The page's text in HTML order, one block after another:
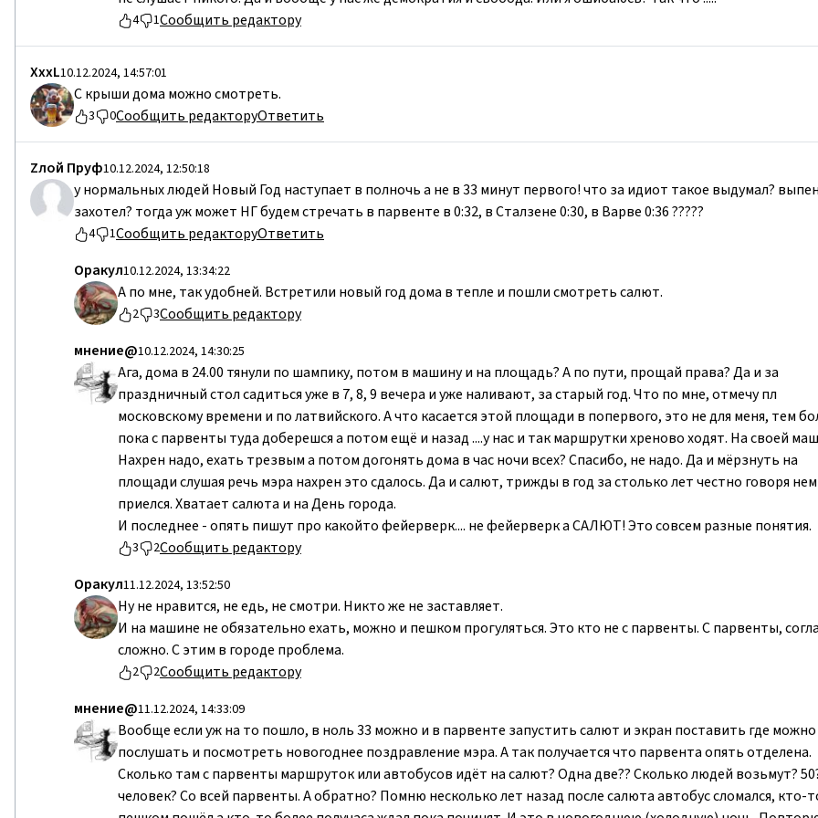
4 1Сообщить редактору
ХххL10.12.2024, 14:57:01
С крыши дома можно смотреть.
3 0Сообщить редакторуОтветить
Zлой Пруф10.12.2024, 12:50:18
у нормальных людей Новый Год наступает в полночь а не в 33 минут первого! что за идиот такое выдумал?
захотел? тогда уж может НГ будем стречать в парвенте в 0:32, в Сталзене 0:30, в Варве 0:36 ?????
4 1Сообщить редакторуОтветить
Оракул10.12.2024, 13:34:22
А по мне, так удобней. Встретили новый год дома в тепле и пошли смотреть салют.
2 3Сообщить редактору
мнение@10.12.2024, 14:30:25
Ага, дома в 24.00 тянули по шампику, потом в машину и на площадь? А по пути, прощай права? Да и за
праздничный стол садиться уже в 7, 8, 9 вечера и уже наливают, за старый год. Что по мне, отмечу пл
московскому времени и по латвийского. А что касается этой площади в попервого, это не для меня, тем
пока с парвенты туда доберешся а потом ещё и назад ....у нас и так маршрутки хреново ходят. На своей
Нахрен надо, ехать трезвым а потом догонять дома в час ночи всех? Спасибо, не надо. Да и мёрзнуть на
площади слушая речь мэра нахрен это сдалось. Да и салют, трижды в год за столько лет честно говоря
приелся. Хватает салюта и на День города.
И последнее - опять пишут про какойто фейерверк.... не фейерверк а САЛЮТ! Это совсем разные понятия.
3 2Сообщить редактору
Оракул11.12.2024, 13:52:50
Ну не нравится, не едь, не смотри. Никто же не заставляет.
И на машине не обязательно ехать, можно и пешком прогуляться. Это кто не с парвенты. С парвенты,
сложно. С этим в городе проблема.
2 2Сообщить редактору
мнение@11.12.2024, 14:33:09
Вообще если уж на то пошло, в ноль 33 можно и в парвенте запустить салют и экран поставить где можно
послушать и посмотреть новогоднее поздравление мэра. А так получается что парвента опять отделена.
Сколько там с парвенты маршруток или автобусов идёт на салют? Одна две?? Сколько людей возьмут?
человек? Со всей парвенты. А обратно? Помню несколько лет назад после салюта автобус сломался, кто-